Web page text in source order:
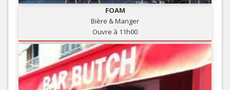
FOAM
Bière & Manger
Ouvre à 11h00